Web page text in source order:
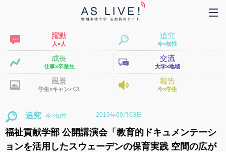
躍動
人×人
追究
今×知性
成長
仕事×卒業生
交流
大学×地域
風景
学生×キャンパス
報告
今×学生
追究 2019年09月03日
福祉貢献学部 公開講演会「教育的ドキュメンテーシ
ョンを活用したスウェーデンの保育実践 空間の広が